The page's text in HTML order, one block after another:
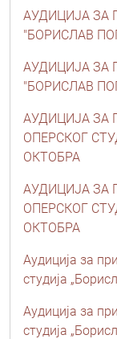
АУДИЦИЈА ЗА
"БОРИСЛАВ
АУДИЦИЈА ЗА
"БОРИСЛАВ
АУДИЦИЈА ЗА
ОПЕРСКОГ
ОКТОБРА
АУДИЦИЈА ЗА
ОПЕРСКОГ
ОКТОБРА
Аудиција за
студија
Аудиција за
студија